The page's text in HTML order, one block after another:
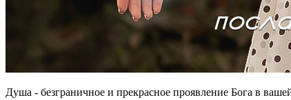
Душа - безграничное и прекрасное проявление Бога в